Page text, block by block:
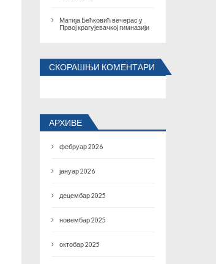
Матија Бећковић вечерас у
Првој крагујевачкој гимназији
СКОРАШЊИ КОМЕНТАРИ
АРХИВЕ
фебруар 2026
јануар 2026
децембар 2025
новембар 2025
октобар 2025